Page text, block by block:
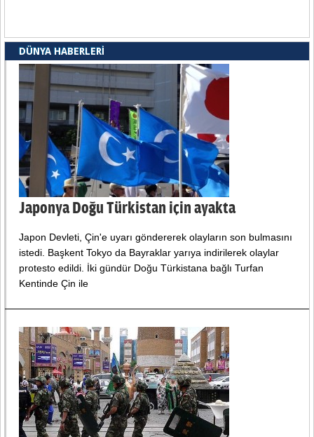
DÜNYA HABERLERI
Japonya Doğu Türkistan için ayakta
Japon Devleti, Çin'e uyarı göndererek olayların son bulmasını
istedi. Başkent Tokyo da Bayraklar yarıya indirilerek olaylar
protesto edildi. İki gündür Doğu Türkistana bağlı Turfan
Kentinde Çin ile